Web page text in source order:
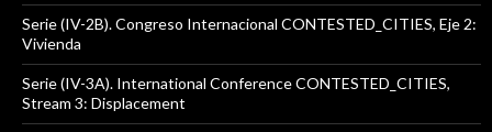
Serie (IV-2B). Congreso Internacional CONTESTED_CITIES, Eje 2:
Vivienda
Serie (IV-3A). International Conference CONTESTED_CITIES,
Stream 3: Displacement